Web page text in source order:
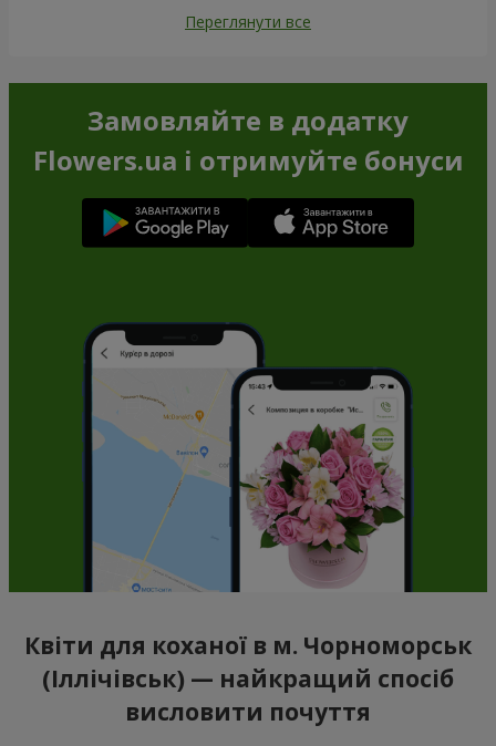
Переглянути все
Замовляйте в додатку
Flowers.ua і отримуйте бонуси
Квіти для коханої в м. Чорноморськ
(Іллічівськ) — найкращий спосіб
висловити почуття